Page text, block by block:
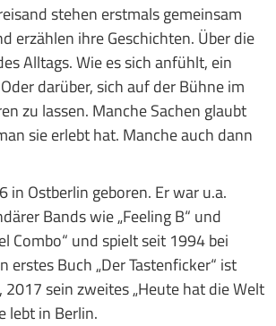
stehen erstmals gemeinsam
erzählen ihre Geschichten. Über die
Alltags. Wie es sich anfühlt, ein
darüber, sich auf der Bühne im
zu lassen. Manche Sachen glaubt
sie erlebt hat. Manche auch dann
in Ostberlin geboren. Er war u.a.
Bands wie „Feeling B“ und
Combo“ und spielt seit 1994 bei
erstes Buch „Der Tastenficker“ ist
sein zweites „Heute hat die Welt
lebt in Berlin.